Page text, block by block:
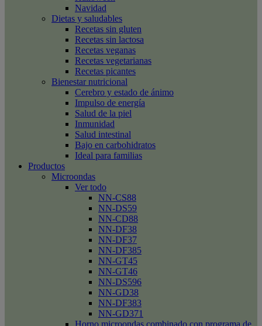
Navidad
Dietas y saludables
Recetas sin gluten
Recetas sin lactosa
Recetas veganas
Recetas vegetarianas
Recetas picantes
Bienestar nutricional
Cerebro y estado de ánimo
Impulso de energía
Salud de la piel
Inmunidad
Salud intestinal
Bajo en carbohidratos
Ideal para familias
Productos
Microondas
Ver todo
NN-CS88
NN-DS59
NN-CD88
NN-DF38
NN-DF37
NN-DF385
NN-GT45
NN-GT46
NN-DS596
NN-GD38
NN-DF383
NN-GD371
Horno microondas combinado con programa de